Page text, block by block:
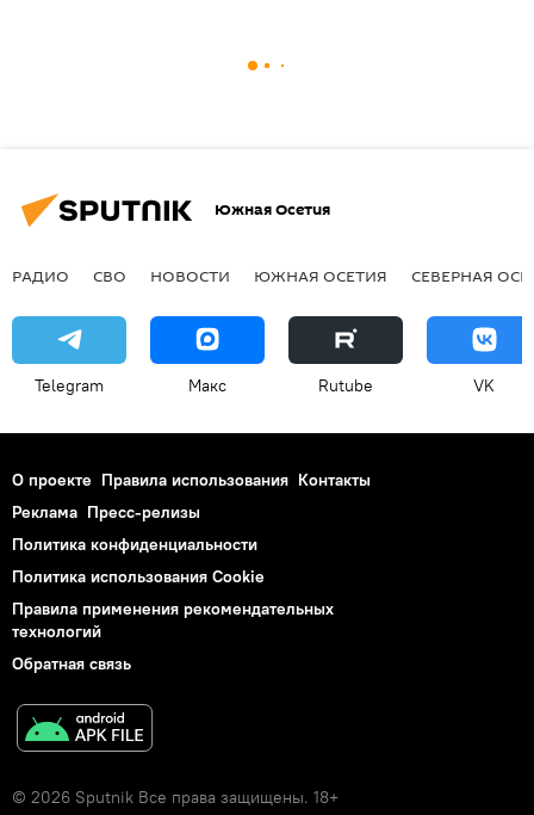
Южная Осетия
РАДИО СВО НОВОСТИ ЮЖНАЯ ОСЕТИЯ СЕВЕРНАЯ
Telegram Макс Rutube VK
О проекте Правила использования Контакты
Реклама Пресс-релизы
Политика конфиденциальности
Политика использования Cookie
Правила применения рекомендательных
технологий
Обратная связь
© 2026 Sputnik Все права защищены. 18+